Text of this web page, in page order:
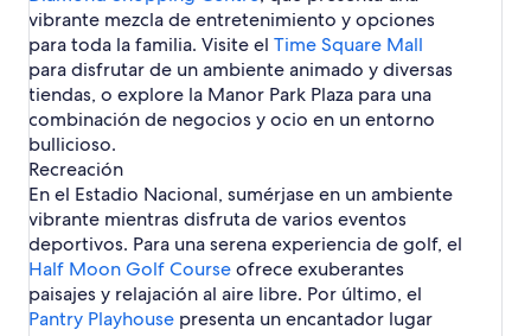
r
q
u
e
N
a
i
o
n
a
l
M
o
n
vibrante mezcla de entretenimiento y opciones
para toda la familia. Visite el Time Square Mall
para disfrutar de un ambiente animado y diversas
tiendas, o explore la Manor Park Plaza para una
combinación de negocios y ocio en un entorno
bullicioso.
Recreación
En el Estadio Nacional, sumérjase en un ambiente
vibrante mientras disfruta de varios eventos
deportivos. Para una serena experiencia de golf, el
Half Moon Golf Courseofrece exuberantes
paisajes y relajación al aire libre. Por último, el
Pantry Playhouse presenta un encantador lugar